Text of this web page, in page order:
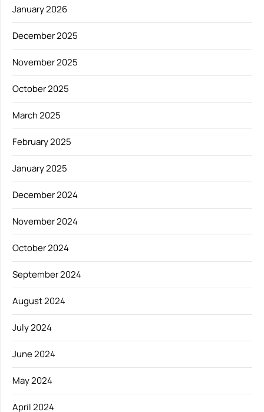
January 2026
December 2025
November 2025
October 2025
March 2025
February 2025
January 2025
December 2024
November 2024
October 2024
September 2024
August 2024
July 2024
June 2024
May 2024
April 2024